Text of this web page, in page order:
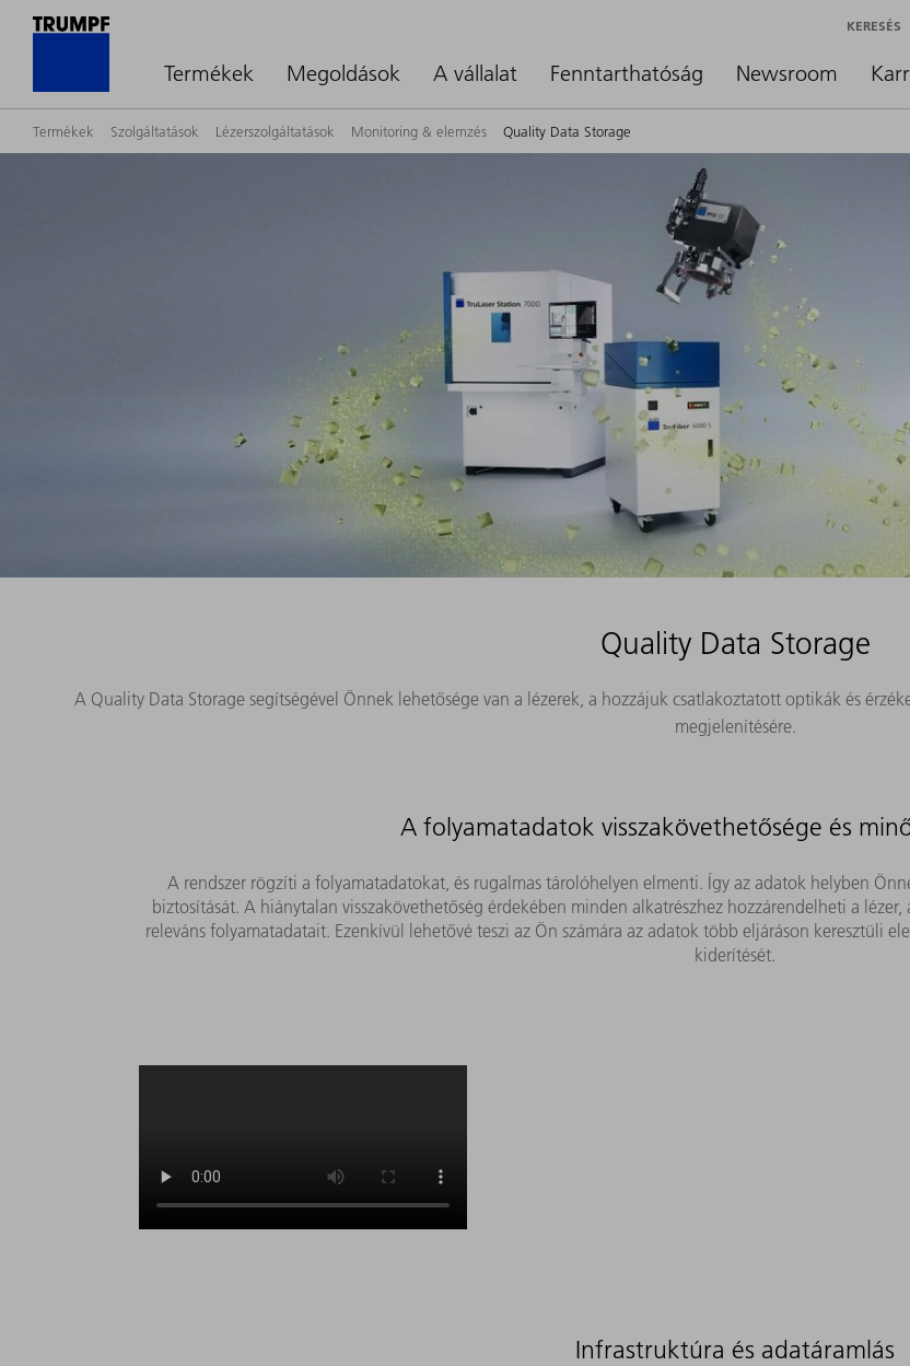
Termékek Megoldások A vállalat Fenntarthatóság Newsroom
KERESÉS
Termékek Szolgáltatások Lézerszolgáltatások Monitoring & elemzés Quality Data Storage
Quality Data Storage
A Quality Data Storage segítségével Önnek lehetősége van a lézerek, a hozzájuk csatlakoztatott optikák és
megjelenítésére.
A folyamatadatok visszakövethetősége és
A rendszer rögzíti a folyamatadatokat, és rugalmas tárolóhelyen elmenti. Így az adatok helyben
biztosítását. A hiánytalan visszakövethetőség érdekében minden alkatrészhez hozzárendelheti a
releváns folyamatadatait. Ezenkívül lehetővé teszi az Ön számára az adatok több eljáráson keresztüli
kiderítését.
Infrastruktúra és adatáramlás